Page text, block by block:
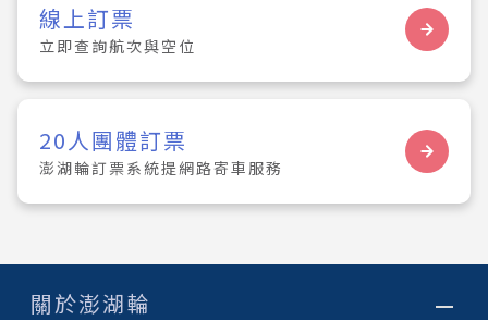
線上訂票
立即查詢航次與空位
20人團體訂票
澎湖輪訂票系統提網路寄車服務
關於澎湖輪